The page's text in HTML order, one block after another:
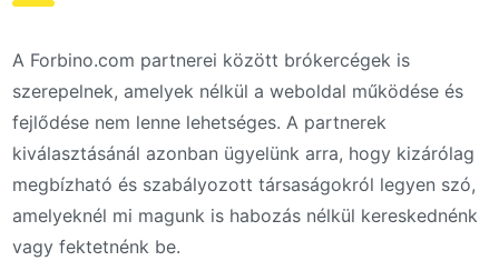
A Forbino.com partnerei között brókercégek is
szerepelnek, amelyek nélkül a weboldal működése és
fejlődése nem lenne lehetséges. A partnerek
kiválasztásánál azonban ügyelünk arra, hogy kizárólag
megbízható és szabályozott társaságokról legyen szó,
amelyeknél mi magunk is habozás nélkül kereskednénk
vagy fektetnénk be.